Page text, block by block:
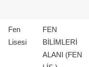
Fen
Lisesi
FEN
BİLİMLERİ
ALANI (FEN